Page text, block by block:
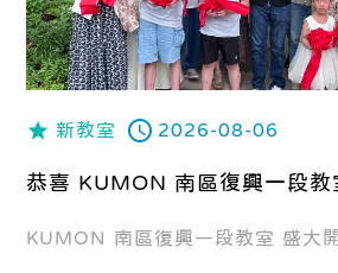
新教室 2026-08-06
恭喜 KUMON 南區復興一段教
KUMON 南區復興一段教室 盛大